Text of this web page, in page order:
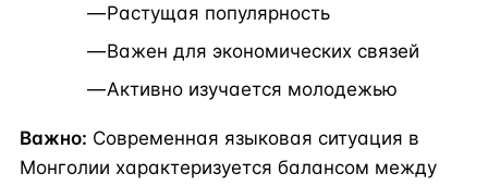
Растущая популярность
Важен для экономических связей
Активно изучается молодежью
Важно: Современная языковая ситуация в
Монголии характеризуется балансом между